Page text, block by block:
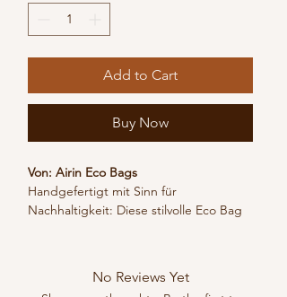
Add to Cart
Buy Now
Von: Airin Eco Bags
Handgefertigt mit Sinn für
Nachhaltigkeit: Diese stilvolle Eco Bag
unserer Umwelt.No Reviews Yet